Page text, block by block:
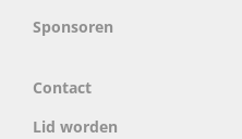
Sponsoren
Contact
Lid worden